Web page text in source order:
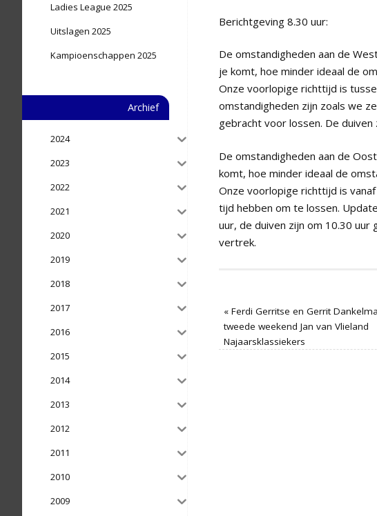
Berichtgeving 8.30 uur:
De omstandigheden aan de
je komt, hoe minder ideaal de
Onze voorlopige richttijd is
omstandigheden zijn zoals we
gebracht voor lossen. De
De omstandigheden aan de
komt, hoe minder ideaal de
Onze voorlopige richttijd is
tijd hebben om te lossen.
uur, de duiven zijn om 10.30
vertrek.
« Ferdi Gerritse en Gerrit
tweede weekend Jan van Vlieland
Najaarsklassiekers
Ladies League 2025
Uitslagen 2025
Kampioenschappen 2025
Archief
2024
2023
2022
2021
2020
2019
2018
2017
2016
2015
2014
2013
2012
2011
2010
2009